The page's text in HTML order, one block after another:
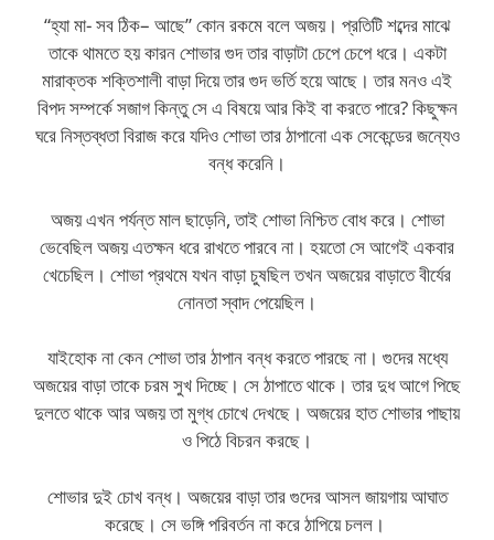
“হ্যা মা- সব ঠিক– আছে” কোন রকমে বলে অজয়। প্রতিটি শব্দের মাঝে
তাকে থামতে হয় কারন শোভার গুদ তার বাড়াটা চেপে চেপে ধরে। একটা
মারাক্তক শক্তিশালী বাড়া দিয়ে তার গুদ ভর্তি হয়ে আছে। তার মনও এই
বিপদ সম্পর্কে সজাগ কিন্তু সে এ বিষয়ে আর কিই বা করতে পারে? কিছুক্ষন
ঘরে নিস্তব্ধতা বিরাজ করে যদিও শোভা তার ঠাপানো এক সেকেন্ডের জন্যেও
বন্ধ করেনি।
অজয় এখন পর্যন্ত মাল ছাড়েনি, তাই শোভা নিশ্চিত বোধ করে। শোভা
ভেবেছিল অজয় এতক্ষন ধরে রাখতে পারবে না। হয়তো সে আগেই একবার
খেচেছিল। শোভা প্রথমে যখন বাড়া চুষছিল তখন অজয়ের বাড়াতে বীর্যের
নোনতা স্বাদ পেয়েছিল।
যাইহোক না কেন শোভা তার ঠাপান বন্ধ করতে পারছে না। গুদের মধ্যে
অজয়ের বাড়া তাকে চরম সুখ দিচ্ছে। সে ঠাপাতে থাকে। তার দুধ আগে পিছে
দুলতে থাকে আর অজয় তা মুগ্ধ চোখে দেখছে। অজয়ের হাত শোভার পাছায়
ও পিঠে বিচরন করছে।
শোভার দুই চোখ বন্ধ। অজয়ের বাড়া তার গুদের আসল জায়গায় আঘাত
করেছে। সে ভঙ্গি পরিবর্তন না করে ঠাপিয়ে চলল।